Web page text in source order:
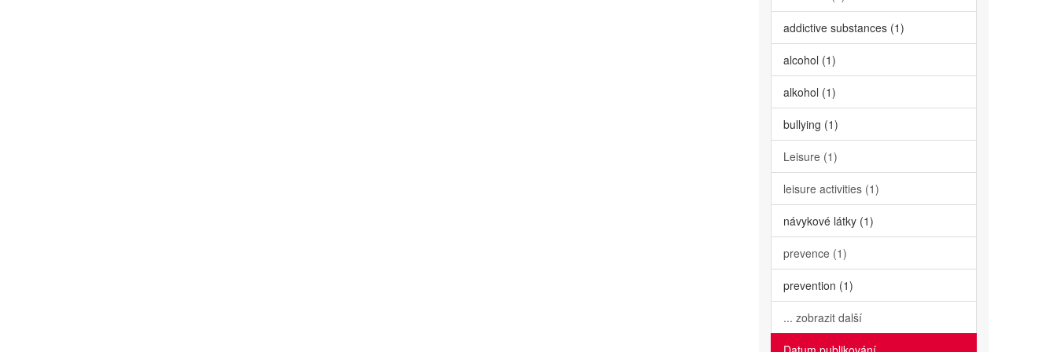
addictive substances (1)
alcohol (1)
alkohol (1)
bullying (1)
Leisure (1)
leisure activities (1)
návykové látky (1)
prevence (1)
prevention (1)
... zobrazit další